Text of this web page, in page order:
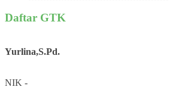
Daftar GTK
Yurlina,S.Pd.
NIK -